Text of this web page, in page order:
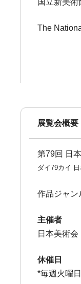
国立新美
The
展覧会概要
第79回 日
ダイ79カイ
作品ジャン
主催者
日本美術会
休催日
*毎週火曜